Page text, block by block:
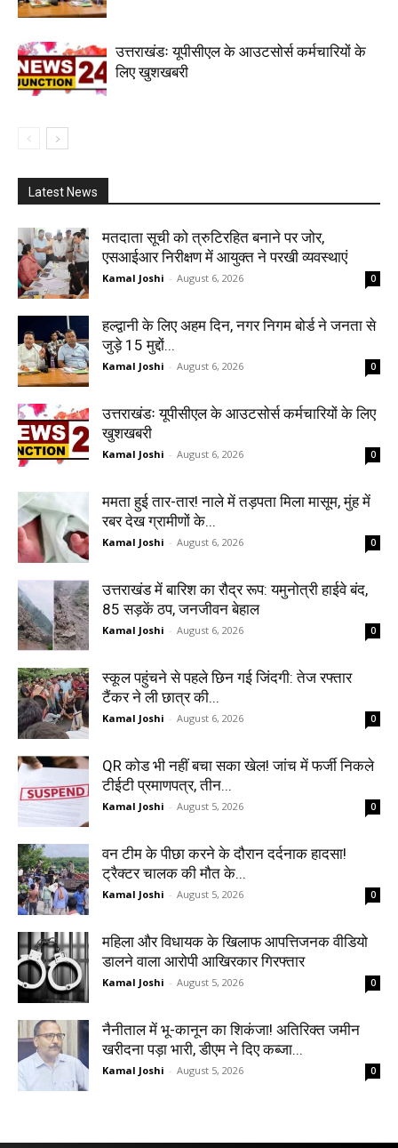
उत्तराखंडः यूपीसीएल के आउटसोर्स कर्मचारियों के
लिए खुशखबरी
Latest News
मतदाता सूची को त्रुटिरहित बनाने पर जोर,
एसआईआर निरीक्षण में आयुक्त ने परखी व्यवस्थाएं
Kamal Joshi - August 6, 2026 0
हल्द्वानी के लिए अहम दिन, नगर निगम बोर्ड ने जनता से
जुड़े 15 मुद्दों...
Kamal Joshi - August 6, 2026 0
उत्तराखंडः यूपीसीएल के आउटसोर्स कर्मचारियों के लिए
खुशखबरी
Kamal Joshi - August 6, 2026 0
ममता हुई तार-तार! नाले में तड़पता मिला मासूम, मुंह में
रबर देख ग्रामीणों के...
Kamal Joshi - August 6, 2026 0
उत्तराखंड में बारिश का रौद्र रूप: यमुनोत्री हाईवे बंद,
85 सड़कें ठप, जनजीवन बेहाल
Kamal Joshi - August 6, 2026 0
स्कूल पहुंचने से पहले छिन गई जिंदगी: तेज रफ्तार
टैंकर ने ली छात्र की...
Kamal Joshi - August 6, 2026 0
QR कोड भी नहीं बचा सका खेल! जांच में फर्जी निकले
टीईटी प्रमाणपत्र, तीन...
Kamal Joshi - August 5, 2026 0
वन टीम के पीछा करने के दौरान दर्दनाक हादसा!
ट्रैक्टर चालक की मौत के...
Kamal Joshi - August 5, 2026 0
महिला और विधायक के खिलाफ आपत्तिजनक वीडियो
डालने वाला आरोपी आखिरकार गिरफ्तार
Kamal Joshi - August 5, 2026 0
नैनीताल में भू-कानून का शिकंजा! अतिरिक्त जमीन
खरीदना पड़ा भारी, डीएम ने दिए कब्जा...
Kamal Joshi - August 5, 2026 0